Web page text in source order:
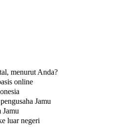
menurut Anda?
online
Jamu
luar negeri